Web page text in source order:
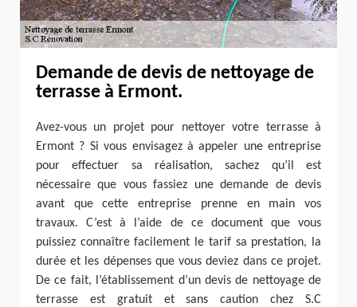
Demande de devis de nettoyage de
terrasse à Ermont.
Avez-vous un projet pour nettoyer votre terrasse à
Ermont ? Si vous envisagez à appeler une entreprise
pour effectuer sa réalisation, sachez qu’il est
nécessaire que vous fassiez une demande de devis
avant que cette entreprise prenne en main vos
travaux. C’est à l’aide de ce document que vous
puissiez connaître facilement le tarif sa prestation, la
durée et les dépenses que vous deviez dans ce projet.
De ce fait, l’établissement d’un devis de nettoyage de
terrasse est gratuit et sans caution chez S.C